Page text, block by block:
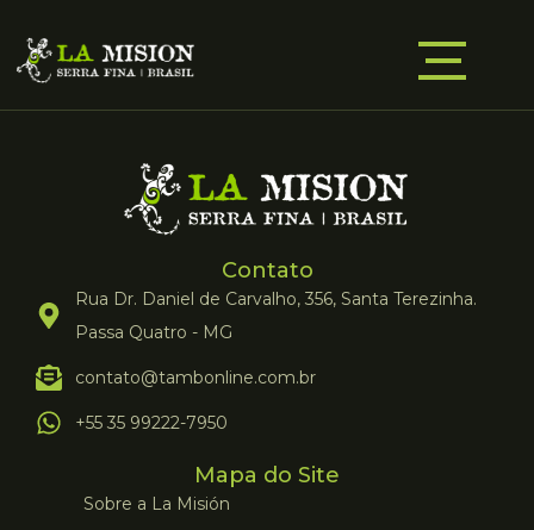
Contato
Rua Dr. Daniel de Carvalho, 356, Santa Terezinha.
Passa Quatro - MG
contato@tambonline.com.br
+55 35 99222-7950
Mapa do Site
Sobre a La Misión